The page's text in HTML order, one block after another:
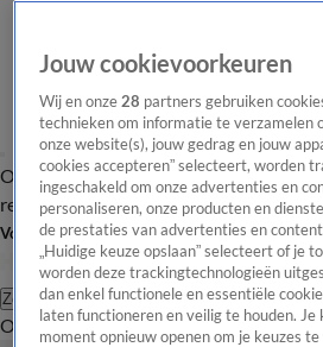
Overzicht Laatste nieuws Regionieuws Het
redactie
Volg Hart van Nederland
Zoeken
OverzichtRegioUitzendingenWeerTip
Jouw cookievoorkeuren
Wij en onze28 partners gebruiken
technieken om informatie te verzamelen
onze website(s), jouw gedrag en jouw
cookies accepteren” selecteert, worden
ingeschakeld om onze advertenties en
personaliseren, onze producten en
de prestaties van advertenties en
„Huidige keuze opslaan” selecteert of je
worden deze trackingtechnologieën
dan enkel functionele en essentiële
laten functioneren en veilig te houden.
moment opnieuw openen om je keuzes